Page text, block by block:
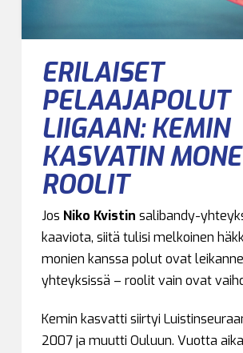
ERILAISET
PELAAJAPOLUT
LIIGAAN: KEMIN
KASVATIN
ROOLIT
Jos Niko Kvistin salibandy-
kaaviota, siitä tulisi melkoinen
monien kanssa polut ovat
yhteyksissä – roolit vain ovat
Kemin kasvatti siirtyi
2007 ja muutti Ouluun. Vuotta